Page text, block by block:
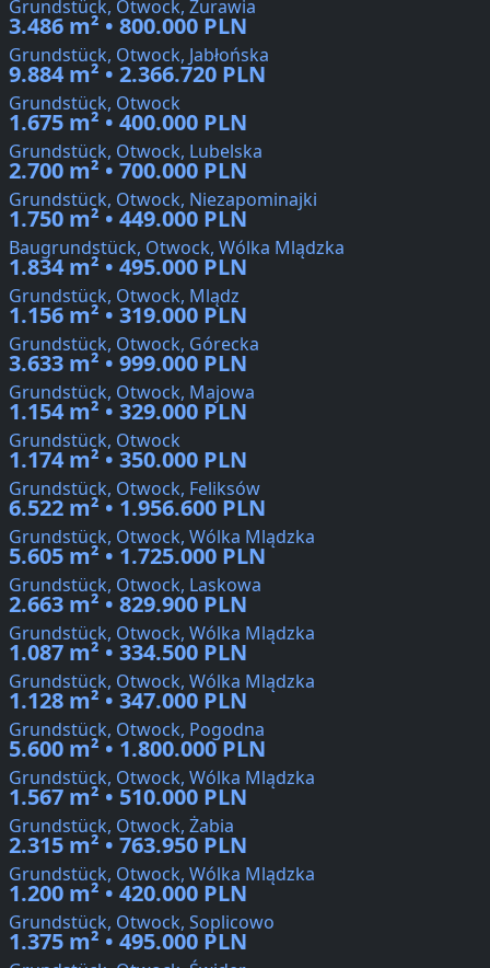
Grundstück, Otwock, Żurawia
3.486 m² • 800.000 PLN
Grundstück, Otwock, Jabłońska
9.884 m² • 2.366.720 PLN
Grundstück, Otwock
1.675 m² • 400.000 PLN
Grundstück, Otwock, Lubelska
2.700 m² • 700.000 PLN
Grundstück, Otwock, Niezapominajki
1.750 m² • 449.000 PLN
Baugrundstück, Otwock, Wólka Mlądzka
1.834 m² • 495.000 PLN
Grundstück, Otwock, Mlądz
1.156 m² • 319.000 PLN
Grundstück, Otwock, Górecka
3.633 m² • 999.000 PLN
Grundstück, Otwock, Majowa
1.154 m² • 329.000 PLN
Grundstück, Otwock
1.174 m² • 350.000 PLN
Grundstück, Otwock, Feliksów
6.522 m² • 1.956.600 PLN
Grundstück, Otwock, Wólka Mlądzka
5.605 m² • 1.725.000 PLN
Grundstück, Otwock, Laskowa
2.663 m² • 829.900 PLN
Grundstück, Otwock, Wólka Mlądzka
1.087 m² • 334.500 PLN
Grundstück, Otwock, Wólka Mlądzka
1.128 m² • 347.000 PLN
Grundstück, Otwock, Pogodna
5.600 m² • 1.800.000 PLN
Grundstück, Otwock, Wólka Mlądzka
1.567 m² • 510.000 PLN
Grundstück, Otwock, Żabia
2.315 m² • 763.950 PLN
Grundstück, Otwock, Wólka Mlądzka
1.200 m² • 420.000 PLN
Grundstück, Otwock, Soplicowo
1.375 m² • 495.000 PLN